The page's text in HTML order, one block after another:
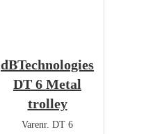
dBTechnologies
DT 6 Metal
trolley
Varenr. DT 6